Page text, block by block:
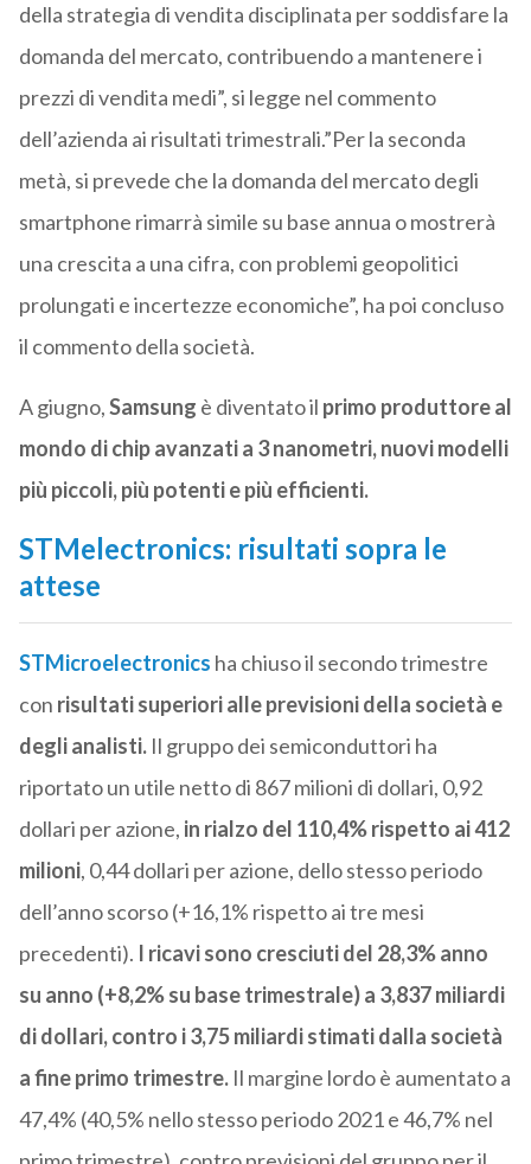
della strategia di vendita disciplinata per soddisfare la
domanda del mercato, contribuendo a mantenere i
prezzi di vendita medi”, si legge nel commento
dell’azienda ai risultati trimestrali.”Per la seconda
metà, si prevede che la domanda del mercato degli
smartphone rimarrà simile su base annua o mostrerà
una crescita a una cifra, con problemi geopolitici
prolungati e incertezze economiche”, ha poi concluso
il commento della società.
A giugno,Samsung è diventato il primo produttore al
mondo di chip avanzati a 3 nanometri, nuovi modelli
più piccoli, più potenti e più efficienti.
STMelectronics: risultati sopra le
attese
STMicroelectronics ha chiuso il secondo trimestre
con risultati superiori alle previsioni della società e
degli analisti.Il gruppo dei semiconduttori ha
riportato un utile netto di 867 milioni di dollari, 0,92
dollari per azione, in rialzo del 110,4% rispetto ai 412
milioni, 0,44 dollari per azione, dello stesso periodo
dell’anno scorso (+16,1% rispetto ai tre mesi
precedenti). I ricavi sono cresciuti del 28,3% anno
su anno (+8,2% su base trimestrale) a 3,837 miliardi
di dollari, contro i 3,75 miliardi stimati dalla società
a fine primo trimestre.Il margine lordo è aumentato a
47,4% (40,5% nello stesso periodo 2021 e 46,7% nel